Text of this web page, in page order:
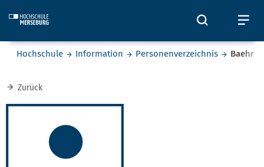
Öffnet
Sie befinden sich hier:
Hochschule Information Personenverzeichnis Baehr
Zurück